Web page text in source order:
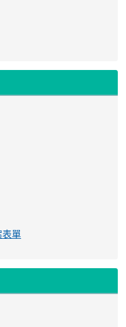
單